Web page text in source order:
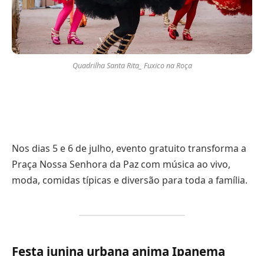
Quadrilha Santa Rita_ Fuxico na Roça
Nos dias 5 e 6 de julho, evento gratuito transforma a
Praça Nossa Senhora da Paz com música ao vivo,
moda, comidas típicas e diversão para toda a família.
Festa junina urbana anima Ipanema